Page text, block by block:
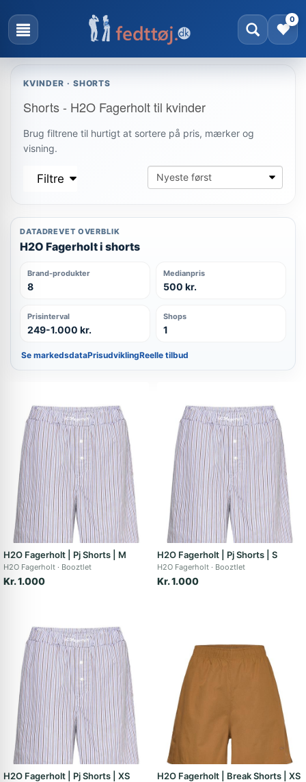
0
KVINDER · SHORTS
Shorts - H2O Fagerholt til kvinder
Brug filtrene til hurtigt at sortere på pris, mærker og
visning.
Filtre
DATADREVET OVERBLIK
H2O Fagerholt i shorts
Brand-produkter
8
Medianpris
500 kr.
Prisinterval
249-1.000 kr.
Shops
1
Se markedsdataPrisudviklingReelle tilbud
H2O Fagerholt | Pj Shorts | M
H2O Fagerholt Booztlet
Kr. 1.000
H2O Fagerholt | Pj Shorts | S
H2O Fagerholt Booztlet
Kr. 1.000
H2O Fagerholt | Pj Shorts | XS H2O Fagerholt | Break Shorts | XS